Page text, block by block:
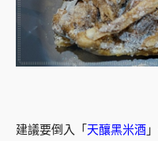
建議要倒入「 天釀黑米酒